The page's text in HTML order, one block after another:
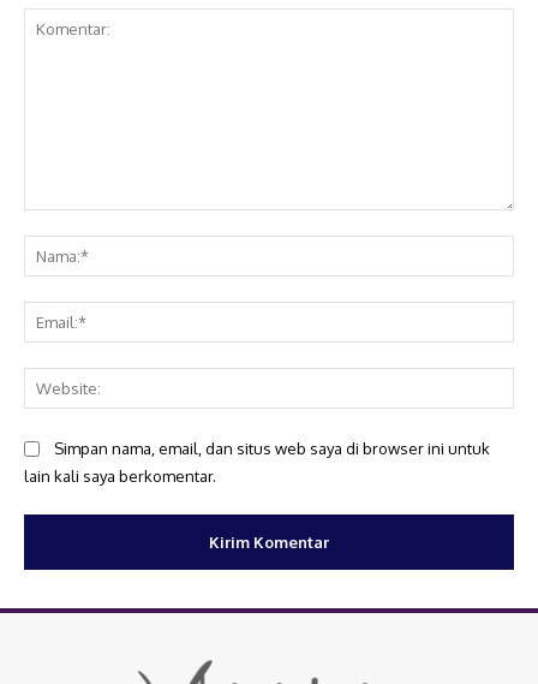
Simpan nama, email, dan situs web saya di browser ini untuk
lain kali saya berkomentar.